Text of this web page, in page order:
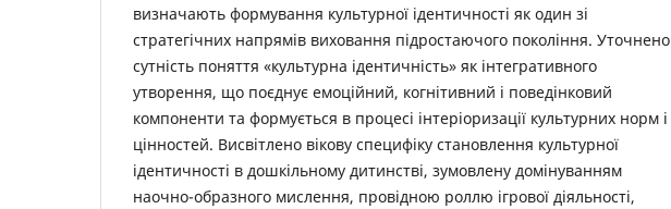
визначають формування культурної ідентичності як один зі
стратегічних напрямів виховання підростаючого покоління. Уточнено
сутність поняття «культурна ідентичність» як інтегративного
утворення, що поєднує емоційний, когнітивний і поведінковий
компоненти та формується в процесі інтеріоризації культурних норм і
цінностей. Висвітлено вікову специфіку становлення культурної
ідентичності в дошкільному дитинстві, зумовлену домінуванням
наочно-образного мислення, провідною роллю ігрової діяльності,